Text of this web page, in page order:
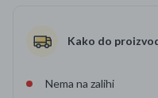
Kako do
Nema na zalihi